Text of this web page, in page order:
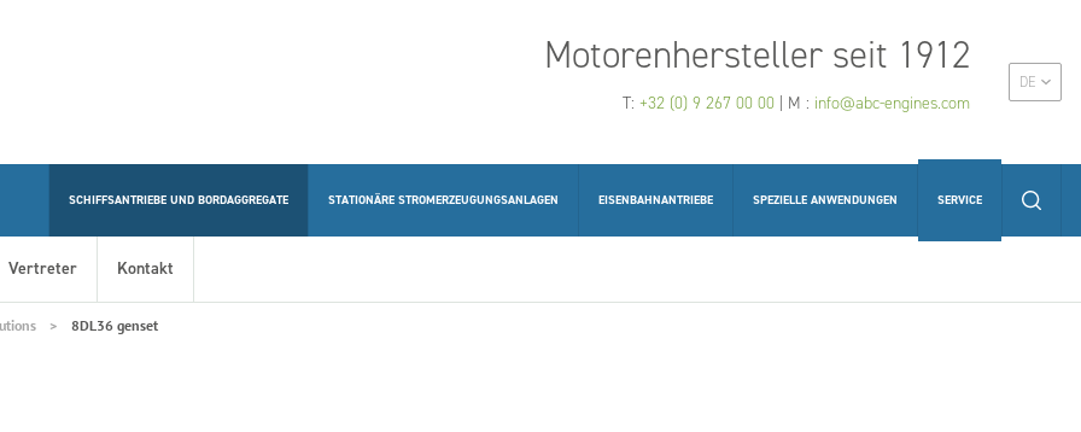
Motorenhersteller seit 1912
T: +32 (0) 9 267 00 00 | M : info@abc-engines.com
DE
SCHIFFSANTRIEBE UND BORDAGGREGATE STATIONÄRE STROMERZEUGUNGSANLAGEN EISENBAHNANTRIEBE SPEZIELLE ANWENDUNGEN SERVICE
Vertreter Kontakt
8DL36 genset